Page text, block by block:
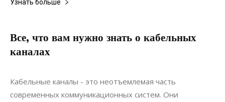
Узнать больше
Все, что вам нужно знать о кабельных
каналах
06.05.2022
Кабельные каналы - это неотъемлемая часть
современных коммуникационных систем. Они